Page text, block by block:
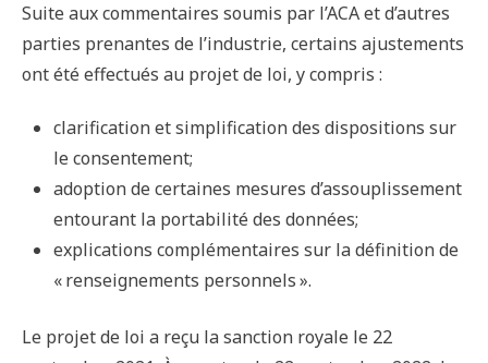
Suite aux commentaires soumis par l’ACA et d’autres
parties prenantes de l’industrie, certains ajustements
ont été effectués au projet de loi, y compris :
clarification et simplification des dispositions sur
le consentement;
adoption de certaines mesures d’assouplissement
entourant la portabilité des données;
explications complémentaires sur la définition de
« renseignements personnels ».
Le projet de loi a reçu la sanction royale le 22